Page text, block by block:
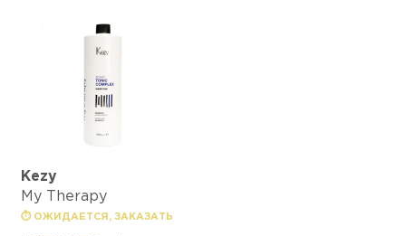
Kezy
My Therapy
⏱ ОЖИДАЕТСЯ, ЗАКАЗАТЬ